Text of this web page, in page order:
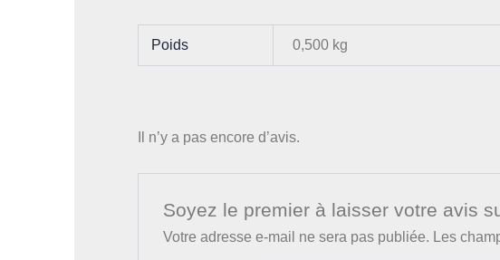
Poids 0,500 kg
Il n’y a pas encore d’avis.
Soyez le premier à laisser votre avis
Votre adresse e-mail ne sera pas publiée. Les